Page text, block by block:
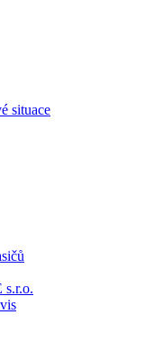
situace